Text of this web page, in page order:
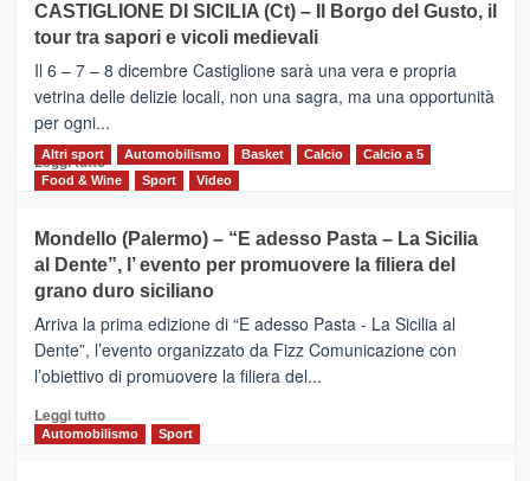
MOIO
ALCANTARA
–
Vivicittà,
alla
scoperta
del
territorio,
e
messaggi
di
CASTIGLIONE DI SICILIA (Ct) – Il Borgo del Gusto, il
tour tra sapori e vicoli medievali
Il 6 – 7 – 8 dicembre Castiglione sarà una vera e propria
vetrina delle delizie locali, non una sagra, ma una opportunità
per ogni...
Leggi tuttoLeggi
di
CASTIGLIONE
DI
SICILIA
(Ct)
–
Il
Borgo
Gusto,
il
Altri sport Automobilismo Basket Calcio
Calcio a 5
Food & Wine
Sport Video
Mondello (Palermo) – “E adesso Pasta – La Sicilia
al Dente”, l’ evento per promuovere la filiera del
grano duro siciliano
Arriva la prima edizione di “E adesso Pasta - La Sicilia al
Dente”, l’evento organizzato da Fizz Comunicazione con
l’obiettivo di promuovere la filiera del...
Leggi tuttoLeggi
di
Automobilismo Sport